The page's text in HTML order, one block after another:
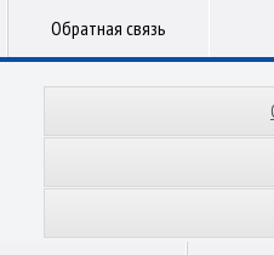
Обратная связь